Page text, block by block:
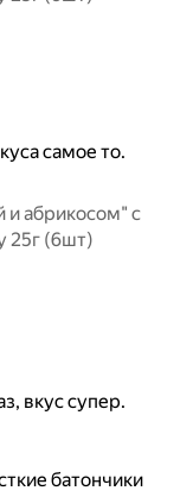
самое то.
абрикосом" с
25г (6шт)
вкус супер.
батончики